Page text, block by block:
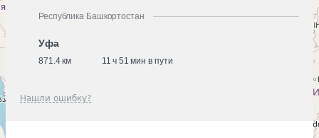
Республика Башкортостан
Уфа
871.4 км 11 ч 51 мин в пути
Нашли ошибку?